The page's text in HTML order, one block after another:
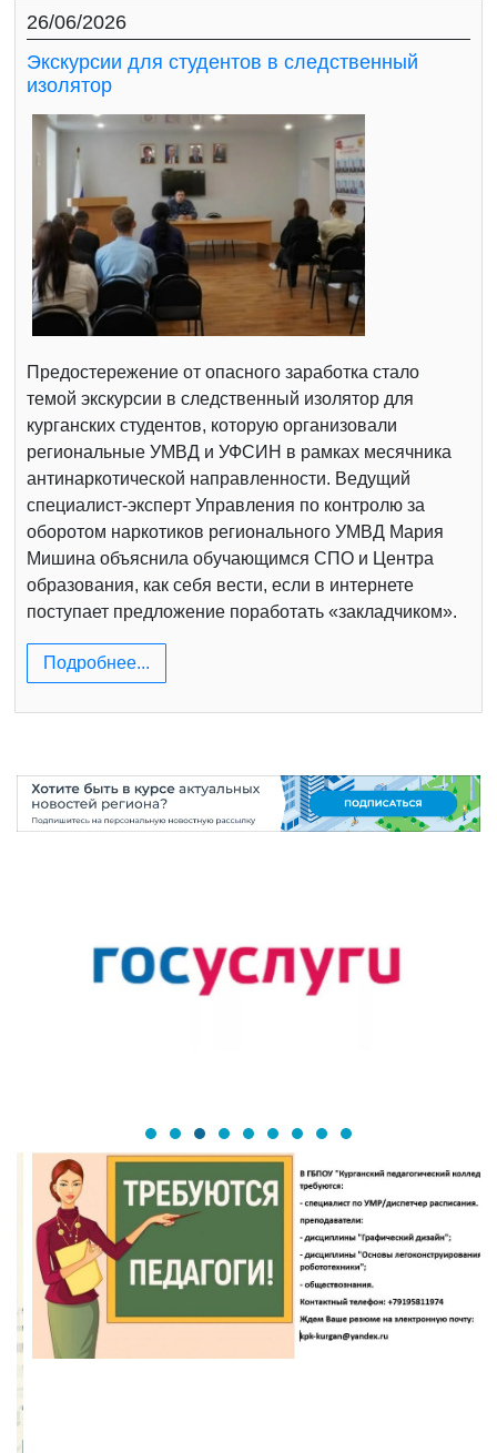
26/06/2026
Экскурсии для студентов в следственный
изолятор
Предостережение от опасного заработка стало
темой экскурсии в следственный изолятор для
курганских студентов, которую организовали
региональные УМВД и УФСИН в рамках месячника
антинаркотической направленности. Ведущий
специалист-эксперт Управления по контролю за
оборотом наркотиков регионального УМВД Мария
Мишина объяснила обучающимся СПО и Центра
образования, как себя вести, если в интернете
поступает предложение поработать «закладчиком».
Подробнее...